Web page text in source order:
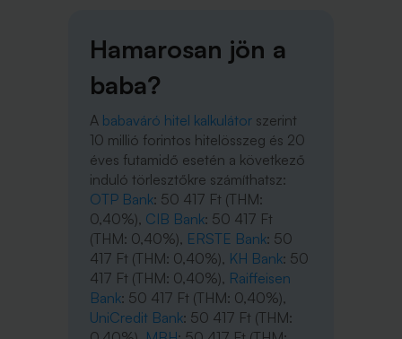
Hamarosan jön a
baba?
A babaváró hitel kalkulátor szerint
10 millió forintos hitelösszeg és 20
éves futamidő esetén a következő
induló törlesztőkre számíthatsz:
OTP Bank: 50 417 Ft (THM:
0,40%), CIB Bank: 50 417 Ft
(THM: 0,40%), ERSTE Bank: 50
417 Ft (THM: 0,40%), KH Bank: 50
417 Ft (THM: 0,40%), Raiffeisen
Bank: 50 417 Ft (THM: 0,40%),
UniCredit Bank: 50 417 Ft (THM: